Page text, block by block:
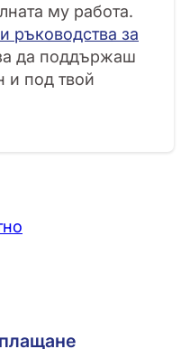
му работа.
ръководства за
да поддържаш
и под твой